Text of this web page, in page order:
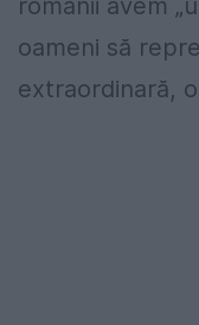
românii avem
oameni să
extraordinară,